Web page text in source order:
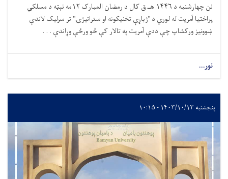
نن چهارشنبه د ۱۴۴۶ هـ.ق کال د رمضان المبارک ۱۲مه نېټه د مسلکي
پراختیا آمریت له لوري د "ژباړې تخنیکونه او ستراتیژۍ" تر سرلیک لاندې
ښوونیز ورکشاپ چې ددې آمریت په تالار کې څو ورځې وړاندې . . .
نور...
پنجشنبه ۱۴۰۳/۱۰/۱۳ - ۱۰:۱۵